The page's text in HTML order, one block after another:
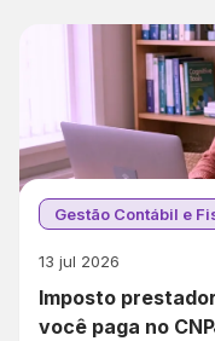
Gestão Contábil e
13 jul 2026
Imposto
você paga no